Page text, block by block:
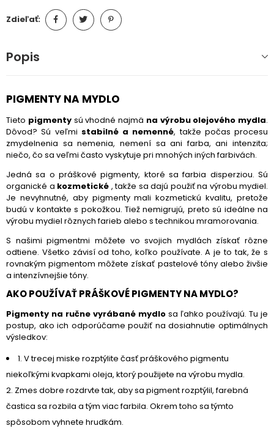
Zdieľať:
Popis
PIGMENTY NA MYDLO
Tieto pigmentysú vhodné najmä na výrobu olejového mydla.
Dôvod? Sú veľmi stabilné a nemenné, takže počas procesu
zmydelnenia sa nemenia, nemení sa ani farba, ani intenzita;
niečo, čo sa veľmi často vyskytuje pri mnohých iných farbivách.
Jedná sa o práškové pigmenty, ktoré sa farbia disperziou. Sú
organické a kozmetické , takže sa dajú použiť na výrobu mydiel.
Je nevyhnutné, aby pigmenty mali kozmetickú kvalitu, pretože
budú v kontakte s pokožkou. Tiež nemigrujú, preto sú ideálne na
výrobu mydiel rôznych farieb alebo s technikou mramorovania.
S našimi pigmentmi môžete vo svojich mydlách získať rôzne
odtiene. Všetko závisí od toho, koľko používate. A je to tak, že s
rovnakým pigmentom môžete získať pastelové tóny alebo živšie
a intenzívnejšie tóny.
AKO POUŽÍVAŤ PRÁŠKOVÉ PIGMENTY NA MYDLO?
Pigmenty na ručne vyrábané mydlo sa ľahko používajú. Tu je
postup, ako ich odporúčame použiť na dosiahnutie optimálnych
výsledkov:
1. V trecej miske rozptýlite časť práškového pigmentu
niekoľkými kvapkami oleja, ktorý použijete na výrobu mydla.
2. Zmes dobre rozdrvte tak, aby sa pigment rozptýlil, farebná
častica sa rozbila a tým viac farbila. Okrem toho sa týmto
spôsobom vyhnete hrudkám.